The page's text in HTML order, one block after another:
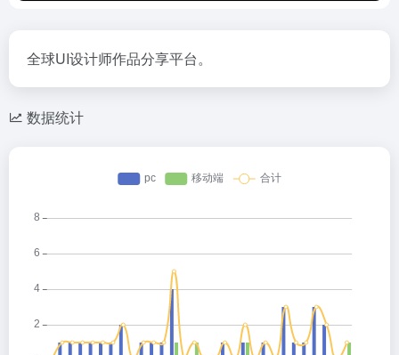
全球UI设计师作品分享平台。
数据统计